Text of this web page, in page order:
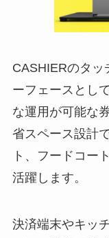
CASHIERのタッ
ーフェースとし
な運用が可能な
省スペース設計
ト、フードコー
活躍します。
決済端末やキッ